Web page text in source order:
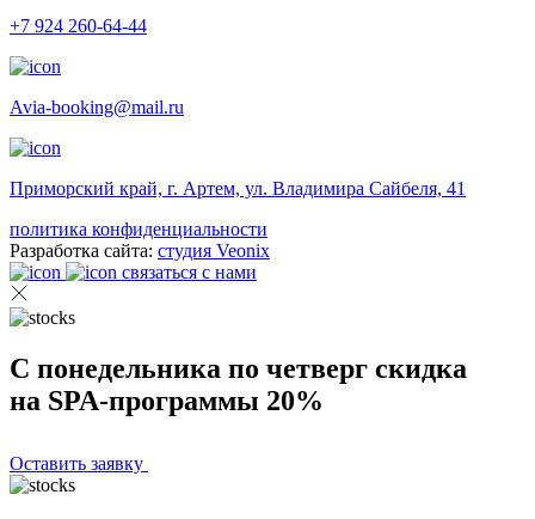
+7 924 260-64-44
Avia-booking@mail.ru
Приморский край, г. Артем, ул. Владимира Сайбеля, 41
политика конфиденциальности
Разработка сайта: студия Veonix
связаться с нами
С понедельника по четверг скидка
на SPA-программы 20%
Оставить заявку